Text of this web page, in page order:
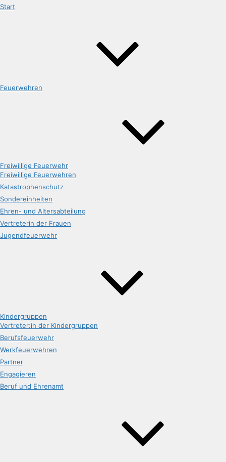
Start
Feuerwehren
Freiwillige Feuerwehr
Freiwillige Feuerwehren
Katastrophenschutz
Sondereinheiten
Ehren- und Altersabteilung
Vertreterin der Frauen
Jugendfeuerwehr
Kindergruppen
Vertreter:in der Kindergruppen
Berufsfeuerwehr
Werkfeuerwehren
Partner
Engagieren
Beruf und Ehrenamt